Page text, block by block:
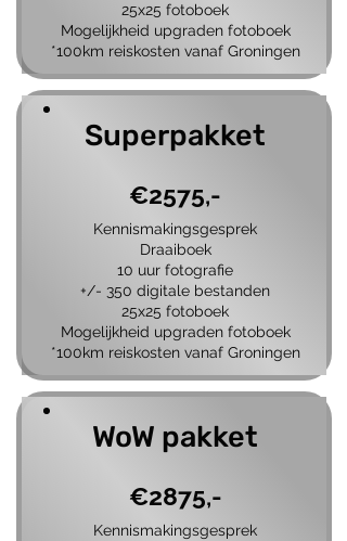
25x25 fotoboek
Mogelijkheid upgraden fotoboek
*100km reiskosten vanaf Groningen
Superpakket
€2575,-
Kennismakingsgesprek
Draaiboek
10 uur fotografie
+/- 350 digitale bestanden
25x25 fotoboek
Mogelijkheid upgraden fotoboek
*100km reiskosten vanaf Groningen
WoW pakket
€2875,-
Kennismakingsgesprek